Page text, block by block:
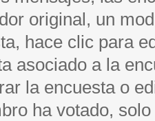
original, un
hace clic para
asociado a la
la encuesta o
ha votado,